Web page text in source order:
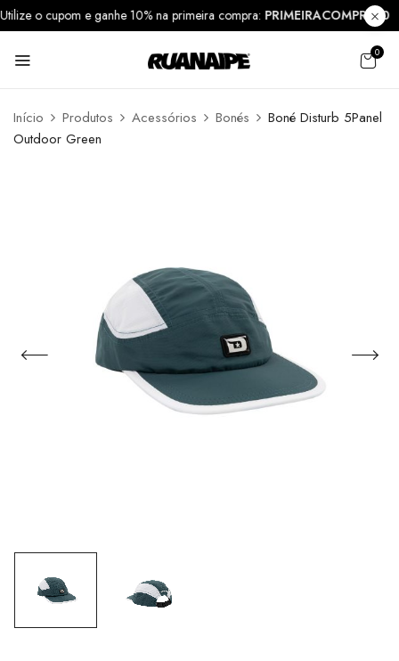
Utilize o cupom e ganhe 10% na primeira compra:
0
Início Produtos Acessórios Bonés
Boné Disturb 5Panel
Outdoor Green